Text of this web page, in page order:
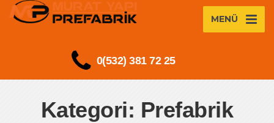
MENÜ
0(532) 381 72 25
Kategori: Prefabrik